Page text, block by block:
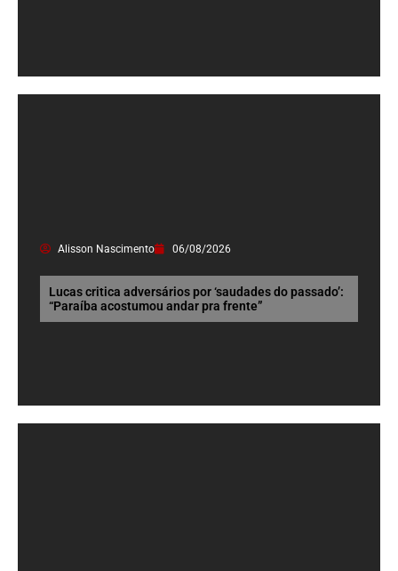
Alisson Nascimento 06/08/2026
Lucas critica adversários por ‘saudades do passado’:
“Paraíba acostumou andar pra frente”